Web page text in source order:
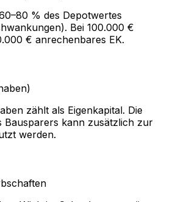
% des Depotwertes
Bei 100.000 €
€ anrechenbares EK.
zählt als Eigenkapital. Die
Bausparers kann zusätzlich zur
werden.